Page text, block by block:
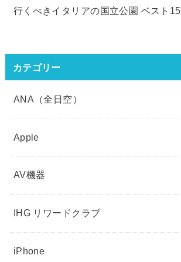
行くべきイタリアの国立公園 ベスト15
カテゴリー
ANA（全日空）
Apple
AV機器
IHG リワードクラブ
iPhone